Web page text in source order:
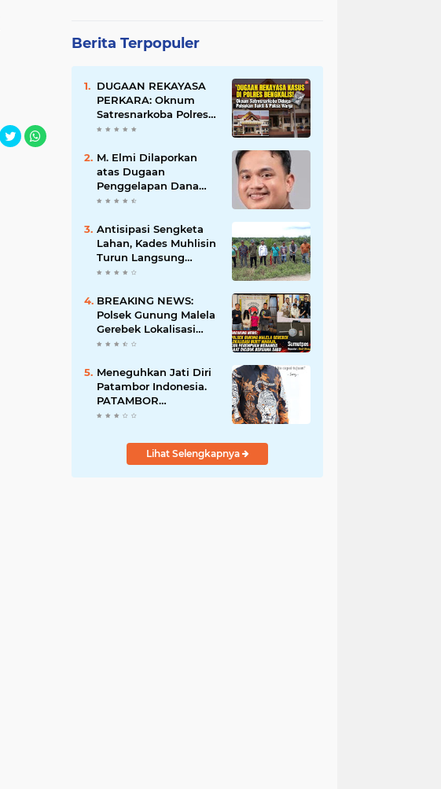
Berita Terpopuler
DUGAAN REKAYASA
PERKARA: Oknum
Satresnarkoba Polres
Bengkalis Diduga
Hingga Paksa Warga
Hadir di TKP
M. Elmi Dilaporkan
atas Dugaan
Penggelapan Dana
Pensiunan Guru dan
Pastikan Proses
Hukum Berjalan
Antisipasi Sengketa
Lahan, Kades Muhlisin
Turun Langsung
Tinjau Batas Wilayah
Diserobot PT Jatim
Jaya Perkasa
BREAKING NEWS:
Polsek Gunung Malela
Gerebek Lokalisasi
Bukit Maraja, Dua
Saat Diciduk Bersama
Sabu
Meneguhkan Jati Diri
Patambor Indonesia.
PATAMBOR
INDONESIA Akan
Jakarta.
Lihat Selengkapnya